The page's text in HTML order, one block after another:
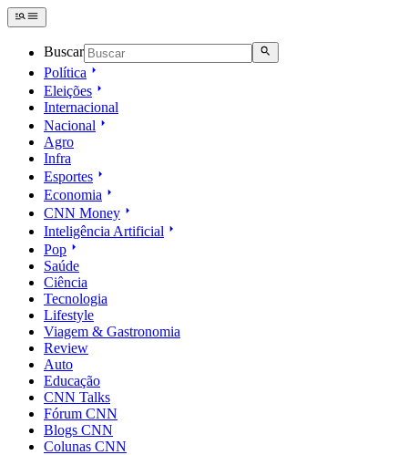
Buscar
Política
Eleições
Internacional
Nacional
Agro
Infra
Esportes
Economia
CNN Money
Inteligência Artificial
Pop
Saúde
Ciência
Tecnologia
Lifestyle
Viagem & Gastronomia
Review
Auto
Educação
CNN Talks
Fórum CNN
Blogs CNN
Colunas CNN